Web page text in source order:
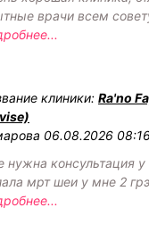
врачи всем
клиники: Ra'no
06.08.2026
нужна консультация у
мрт шеи у мне 2